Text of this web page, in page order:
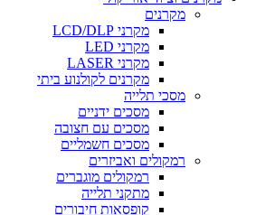
מקרנים
מקרני LCD/DLP
מקרני LED
מקרני LASER
מקרנים לקולנוע ביתי
מסכי תלייה
מסכים ידניים
מסכים עם חצובה
מסכים חשמליים
רמקולים ואביזרים
רמקולים מוגברים
מתקני תלייה
קופסאות חיבורים